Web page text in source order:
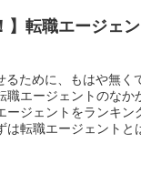
】転職エージェ
るために、もはや無く
職エージェントのなか
ージェントをランキン
転職エージェントと